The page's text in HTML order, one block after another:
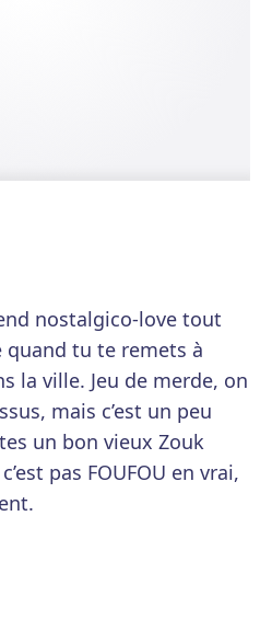
nostalgico-love tout
quand tu te remets à
la ville. Jeu de merde, on
mais c’est un peu
un bon vieux Zouk
pas FOUFOU en vrai,